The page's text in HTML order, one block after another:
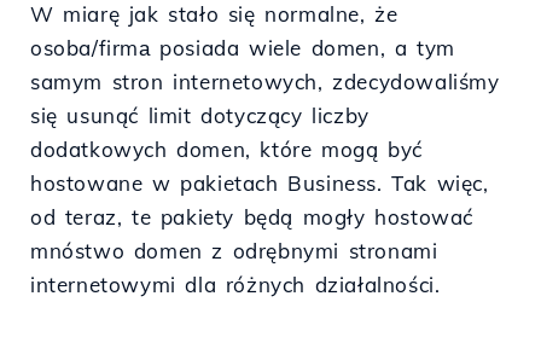
W miarę jak stało się normalne, że
osoba/firmа posiada wiele domen, a tym
samym stron internetowych, zdecydowaliśmy
się usunąć limit dotyczący liczby
dodatkowych domen, które mogą być
hostowane w pakietach Business. Tak więc,
od teraz, te pakiety będą mogły hostować
mnóstwo domen z odrębnymi stronami
internetowymi dla różnych działalności.